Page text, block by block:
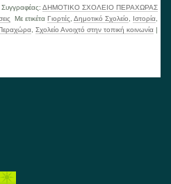
Συγγραφέας: ΔΗΜΟΤΙΚΟ ΣΧΟΛΕΙΟ ΠΕΡΑΧΩΡΑΣ
Με ετικέτα Γιορτές Δημοτικό Σχολείο Ιστορία,
, Σχολείο Ανοιχτό στην τοπική κοινωνία |